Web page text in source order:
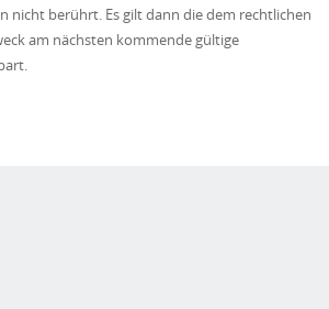
nicht berührt. Es gilt dann die dem rechtlichen
am nächsten kommende gültige